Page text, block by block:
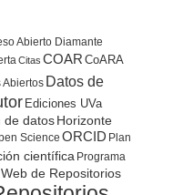
Abierto Diamante
Citas COAR CoARA
Abiertos Datos de
Ediciones UVa
de datosHorizonte
Science ORCID Plan
científica Programa
de Repositorios